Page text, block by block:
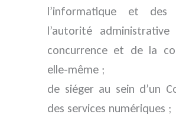
l’informatique et des
l’autorité
concurrence et de la
elle-même ;
de siéger au sein d’un
des services numériques ;